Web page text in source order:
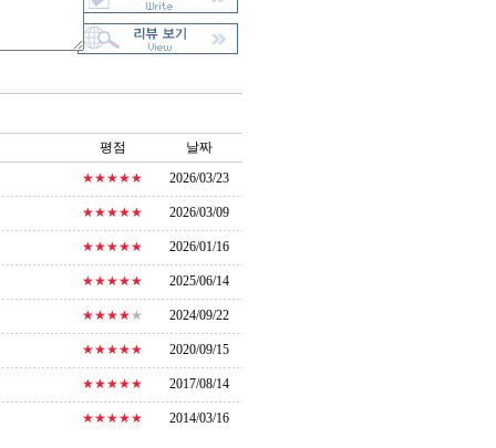
평점
날짜
★★★★★
2026/03/23
★★★★★ 2026/03/09
★★★★★ 2026/01/16
★★★★★ 2025/06/14
★★★★★ 2024/09/22
★★★★★ 2020/09/15
★★★★★ 2017/08/14
★★★★★ 2014/03/16